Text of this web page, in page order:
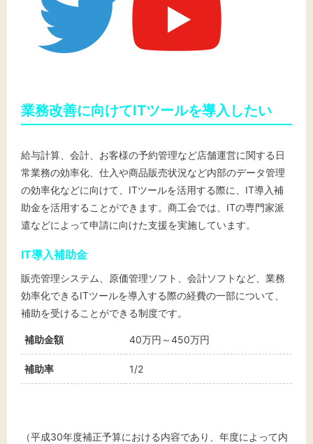
業務改善に向けてITツールを導入したい
給与計算、会計、お客様の予約管理など店舗運営に関する日
常業務の効率化、仕入や商品販売状況など内部のデータ管理
の効率化などに向けて、ITツールを活用する際に、IT導入補
助金を活用することができます。商工会では、ITの専門家派
遣などによって申請に向けた支援を実施しています。
IT導入補助金
販売管理システム、原価管理ソフト、会計ソフトなど、業務
効率化できるITツールを導入する際の経費の一部について、
補助を受けることができる制度です。
補助金額 40万円～450万円
補助率 1/2
（平成30年度補正予算における内容であり、年度によって内